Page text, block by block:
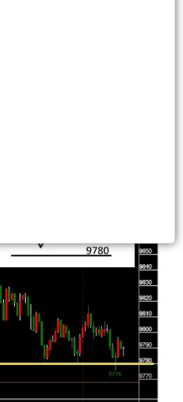
往下空.
.(剛好整個反過來操作,對